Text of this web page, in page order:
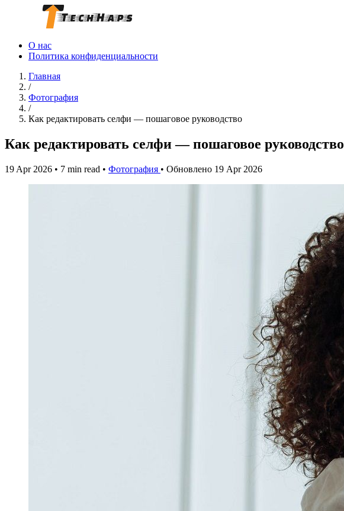
О нас
Политика конфиденциальности
Главная
/
Фотография
/
Как редактировать селфи — пошаговое руководство
Как редактировать селфи — пошаговое руководство
19 Apr 2026 • 7 min read • Фотография • Обновлено 19 Apr 2026